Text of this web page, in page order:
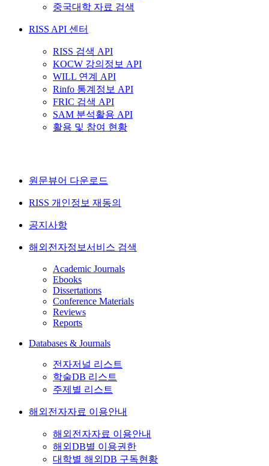
중국대학 자료 검색
RISS API 센터
RISS 검색 API
KOCW 강의정보 API
WILL 연계 API
Rinfo 통계정보 API
FRIC 검색 API
SAM 분석활용 API
활용 및 참여 현황
원문뷰어 다운로드
RISS 개인정보 재동의
공지사항
해외전자정보서비스 검색
Academic Journals
Ebooks
Dissertations
Conference Materials
Reviews
Reports
Databases & Journals
전자저널 리스트
학술DB 리스트
주제별 리스트
해외전자자료 이용안내
해외전자자료 이용안내
해외DB별 이용권한
대학별 해외DB 구독현황